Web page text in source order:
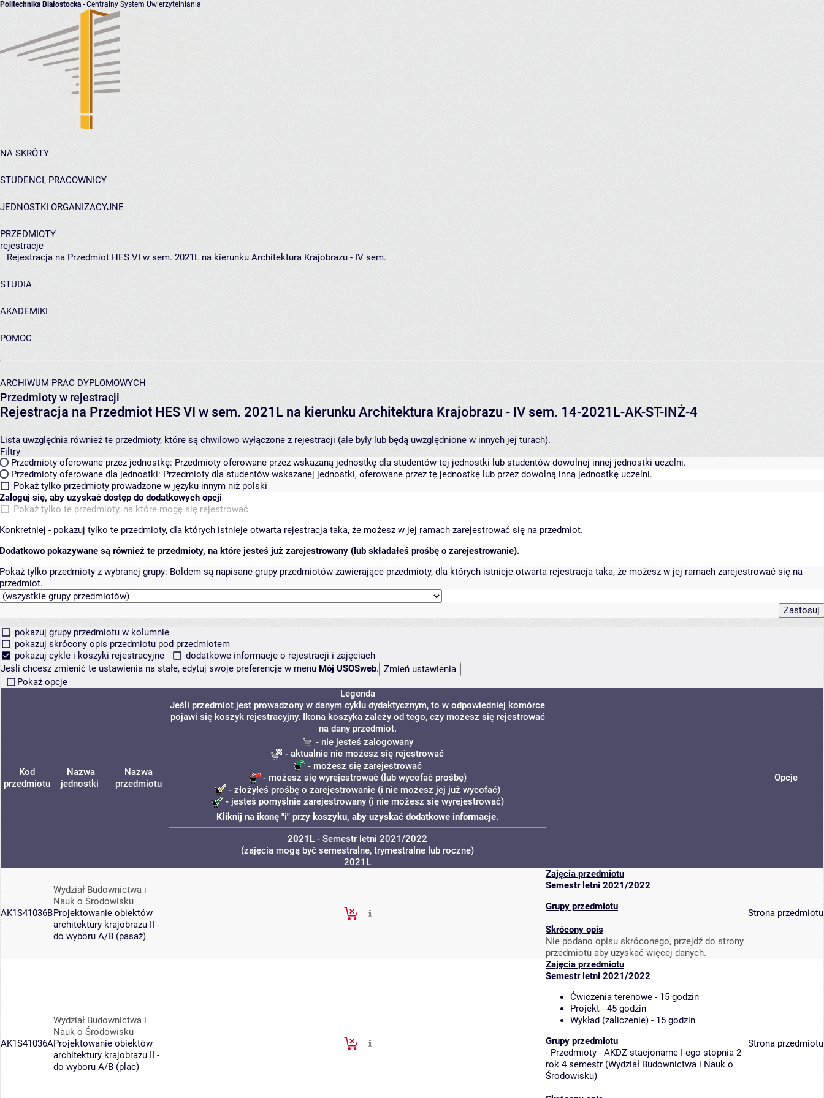
Politechnika Białostocka - Centralny System Uwierzytelniania
NA SKRÓTY
STUDENCI, PRACOWNICY
JEDNOSTKI ORGANIZACYJNE
PRZEDMIOTY
rejestracje
Rejestracja na Przedmiot HES VI w sem. 2021L na kierunku Architektura Krajobrazu - IV sem.
STUDIA
AKADEMIKI
POMOC
ARCHIWUM PRAC DYPLOMOWYCH
Przedmioty w rejestracji
Rejestracja na Przedmiot HES VI w sem. 2021L na kierunku Architektura Krajobrazu - IV sem. 14-2021L-AK-ST-INŻ-4
Lista uwzględnia również te przedmioty, które są chwilowo wyłączone z rejestracji (ale były lub będą uwzględnione w innych jej turach).
Filtry
Przedmioty oferowane przez jednostkę: Przedmioty oferowane przez wskazaną jednostkę dla studentów tej jednostki lub studentów dowolnej innej jednostki uczelni.
Przedmioty oferowane dla jednostki: Przedmioty dla studentów wskazanej jednostki, oferowane przez tę jednostkę lub przez dowolną inną jednostkę uczelni.
Pokaż tylko przedmioty prowadzone w języku innym niż polski
Zaloguj się, aby uzyskać dostęp do dodatkowych opcji
Pokaż tylko te przedmioty, na które mogę się rejestrować
Konkretniej - pokazuj tylko te przedmioty, dla których istnieje otwarta rejestracja taka, że możesz w jej ramach zarejestrować się na przedmiot.
Dodatkowo pokazywane są również te przedmioty, na które jesteś już zarejestrowany (lub składałeś prośbę o zarejestrowanie).
Pokaż tylko przedmioty z wybranej grupy: Boldem są napisane grupy przedmiotów zawierające przedmioty, dla których istnieje otwarta rejestracja taka, że możesz w jej ramach zarejestrować się na
przedmiot.
pokazuj grupy przedmiotu w kolumnie
pokazuj skrócony opis przedmiotu pod przedmiotem
pokazuj cykle i koszyki rejestracyjne
dodatkowe informacje o rejestracji i zajęciach
Jeśli chcesz zmienić te ustawienia na stałe, edytuj swoje preferencje w menu Mój USOSweb.
Pokaż opcje
Kod
przedmiotu
Nazwa
jednostki
Nazwa
przedmiotu
Legenda
Jeśli przedmiot jest prowadzony w danym cyklu dydaktycznym, to w odpowiedniej komórce
pojawi się koszyk rejestracyjny. Ikona koszyka zależy od tego, czy możesz się rejestrować
na dany przedmiot.
- nie jesteś zalogowany
- aktualnie nie możesz się rejestrować
- możesz się zarejestrować
- możesz się wyrejestrować (lub wycofać prośbę)
- złożyłeś prośbę o zarejestrowanie (i nie możesz jej już wycofać)
- jesteś pomyślnie zarejestrowany (i nie możesz się wyrejestrować)
Kliknij na ikonę "i" przy koszyku, aby uzyskać dodatkowe informacje.
2021L - Semestr letni 2021/2022
(zajęcia mogą być semestralne, trymestralne lub roczne)
Opcje
2021L
AK1S41036B
Wydział Budownictwa i
Nauk o Środowisku
Projektowanie obiektów
architektury krajobrazu II -
do wyboru A/B (pasaż)
Zajęcia przedmiotu
Semestr letni 2021/2022
Grupy przedmiotu
Skrócony opis
Nie podano opisu skróconego, przejdź do strony
przedmiotu aby uzyskać więcej danych.
Strona przedmiotu
AK1S41036A
Wydział Budownictwa i
Nauk o Środowisku
Projektowanie obiektów
architektury krajobrazu II -
do wyboru A/B (plac)
Zajęcia przedmiotu
Semestr letni 2021/2022
Ćwiczenia terenowe - 15 godzin
Projekt - 45 godzin
Wykład (zaliczenie) - 15 godzin
Grupy przedmiotu
- Przedmioty - AKDZ stacjonarne I-ego stopnia 2
rok 4 semestr (Wydział Budownictwa i Nauk o
Środowisku)
Strona przedmiotu